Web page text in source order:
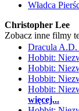
Władca
Christopher Lee
Zobacz inne filmy
Dracula A.D.
Hobbit:
Hobbit:
Hobbit:
Hobbit:
więcej...